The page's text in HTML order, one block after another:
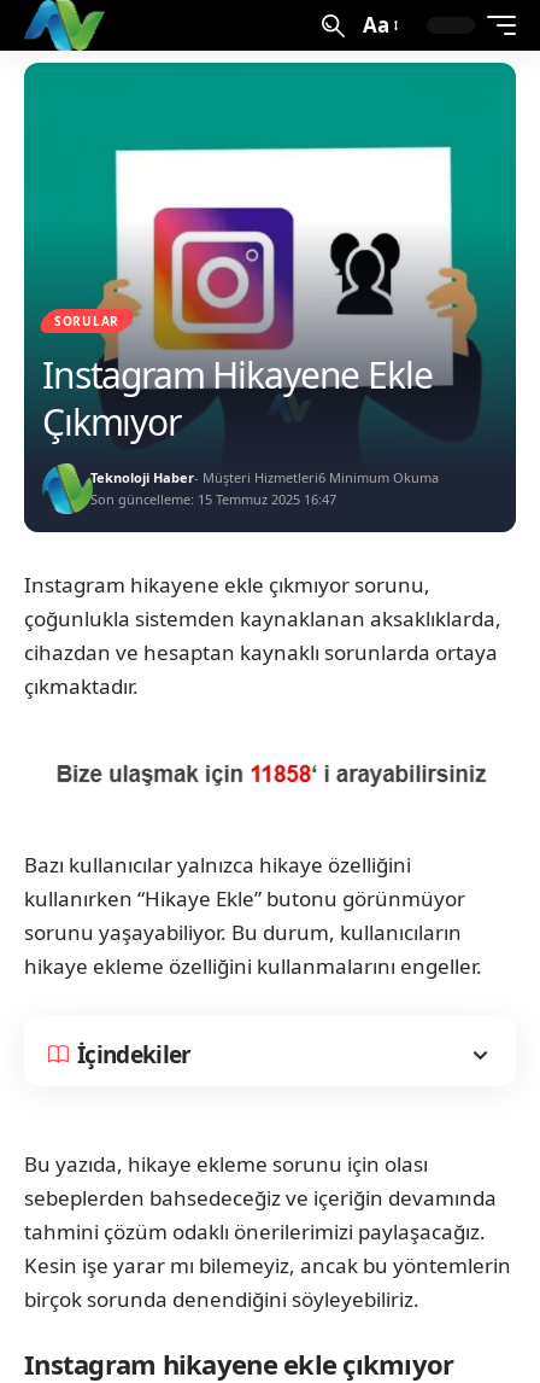
Aa
SORULAR
Instagram Hikayene Ekle
Çıkmıyor
Son güncelleme: 15 Temmuz 2025 16:47
Teknoloji Haber- Müşteri Hizmetleri6 Minimum Okuma
Instagram hikayene ekle çıkmıyor sorunu,
çoğunlukla sistemden kaynaklanan aksaklıklarda,
cihazdan ve hesaptan kaynaklı sorunlarda ortaya
çıkmaktadır.
Bazı kullanıcılar yalnızca hikaye özelliğini
kullanırken “Hikaye Ekle” butonu görünmüyor
sorunu yaşayabiliyor. Bu durum, kullanıcıların
hikaye ekleme özelliğini kullanmalarını engeller.
İçindekiler
Bu yazıda, hikaye ekleme sorunu için olası
sebeplerden bahsedeceğiz ve içeriğin devamında
tahmini çözüm odaklı önerilerimizi paylaşacağız.
Kesin işe yarar mı bilemeyiz, ancak bu yöntemlerin
birçok sorunda denendiğini söyleyebiliriz.
Instagram hikayene ekle çıkmıyor